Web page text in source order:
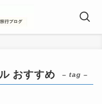
おすすめ – tag –